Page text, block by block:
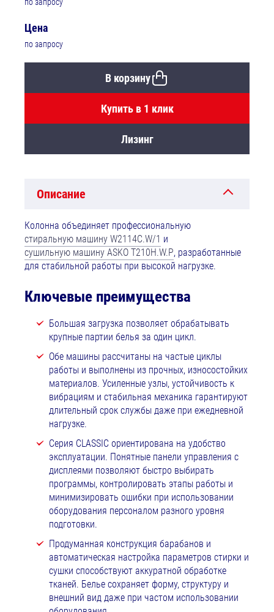
Цена
по запросу
В корзину
Купить в 1 клик
Лизинг
Описание
Колонна объединяет профессиональную
стиральную машину W2114C.W/1 и
сушильную машину ASKO T210H.W.P, разработанные
для стабильной работы при высокой нагрузке.
Ключевые преимущества
Большая загрузка позволяет обрабатывать
крупные партии белья за один цикл.
Обе машины рассчитаны на частые циклы
работы и выполнены из прочных, износостойких
материалов. Усиленные узлы, устойчивость к
вибрациям и стабильная механика гарантируют
длительный срок службы даже при ежедневной
нагрузке.
Серия CLASSIC ориентирована на удобство
эксплуатации. Понятные панели управления с
дисплеями позволяют быстро выбирать
программы, контролировать этапы работы и
минимизировать ошибки при использовании
оборудования персоналом разного уровня
подготовки.
Продуманная конструкция барабанов и
автоматическая настройка параметров стирки и
сушки способствуют аккуратной обработке
тканей. Белье сохраняет форму, структуру и
внешний вид даже при частом использовании